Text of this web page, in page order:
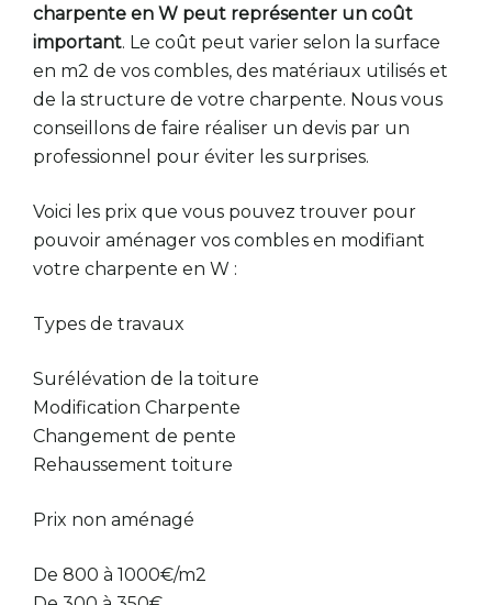
charpente en W peut représenter un coût
important. Le coût peut varier selon la surface
en m2 de vos combles, des matériaux utilisés et
de la structure de votre charpente. Nous vous
conseillons de faire réaliser un devis par un
professionnel pour éviter les surprises.
Voici les prix que vous pouvez trouver pour
pouvoir aménager vos combles en modifiant
votre charpente en W :
Types de travaux
Surélévation de la toiture
Modification Charpente
Changement de pente
Rehaussement toiture
Prix non aménagé
De 800 à 1000€/m2